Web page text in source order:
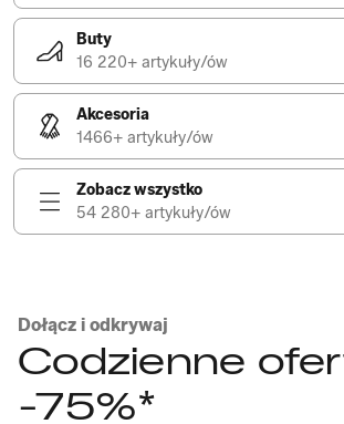
Buty
16 220+ artykuły/ów
Akcesoria
1466+ artykuły/ów
Zobacz wszystko
54 280+ artykuły/ów
Dołącz i odkrywaj
Codzienne
-75%*